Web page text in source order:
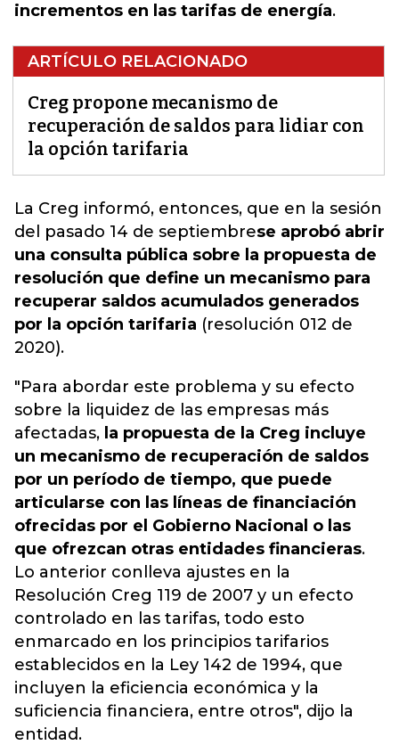
incrementos en las tarifas de energía.
ARTÍCULO RELACIONADO
Creg propone mecanismo de
recuperación de saldos para lidiar con
la opción tarifaria
La Creg informó, entonces, que en la sesión
del pasado 14 de septiembrese aprobó abrir
una consulta pública sobre la propuesta de
resolución que define un mecanismo para
recuperar saldos acumulados generados
por la opción tarifaria (resolución 012 de
2020).
"Para abordar este problema y su efecto
sobre la liquidez de las empresas más
afectadas, la propuesta de la Creg incluye
un mecanismo de recuperación de saldos
por un período de tiempo, que puede
articularse con las líneas de financiación
ofrecidas por el Gobierno Nacional o las
que ofrezcan otras entidades financieras.
Lo anterior conlleva ajustes en la
Resolución Creg 119 de 2007 y un efecto
controlado en las tarifas, todo esto
enmarcado en los principios tarifarios
establecidos en la Ley 142 de 1994, que
incluyen la eficiencia económica y la
suficiencia financiera, entre otros", dijo la
entidad.